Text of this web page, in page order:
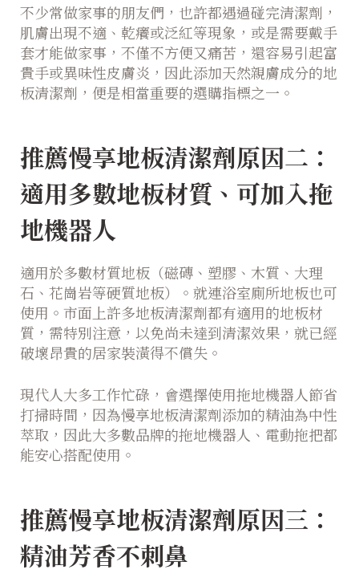
不少常做家事的朋友們，也許都遇過碰完清潔劑，
肌膚出現不適、乾癢或泛紅等現象，或是需要戴手
套才能做家事，不僅不方便又痛苦，還容易引起富
貴手或異味性皮膚炎，因此添加天然親膚成分的地
板清潔劑，便是相當重要的選購指標之一。
推薦慢享地板清潔劑原因二：
適用多數地板材質、可加入拖
地機器人
適用於多數材質地板（磁磚、塑膠、木質、大理
石、花崗岩等硬質地板）。就連浴室廁所地板也可
使用。市面上許多地板清潔劑都有適用的地板材
質，需特別注意，以免尚未達到清潔效果，就已經
破壞昂貴的居家裝潢得不償失。
現代人大多工作忙碌，會選擇使用拖地機器人節省
打掃時間，因為慢享地板清潔劑添加的精油為中性
萃取，因此大多數品牌的拖地機器人、電動拖把都
能安心搭配使用。
推薦慢享地板清潔劑原因三：
精油芳香不刺鼻